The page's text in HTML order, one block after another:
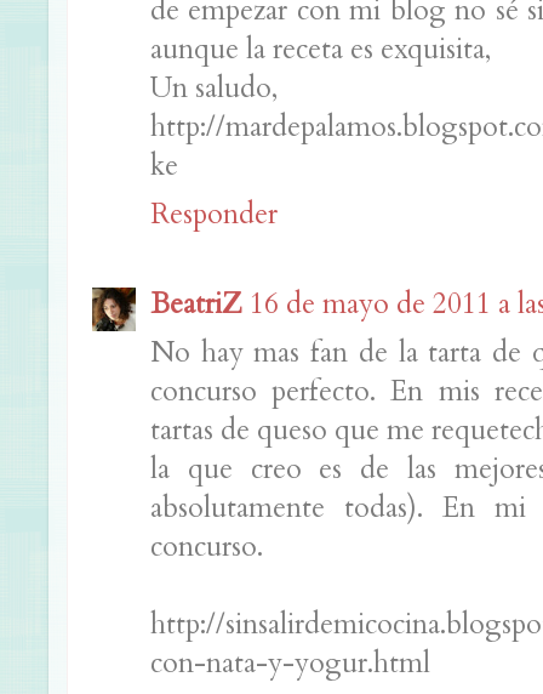
de empezar con mi blog no sé
aunque la receta es exquisita,
Un saludo,
http://
ke
Responder
BeatriZ 16 de mayo de 2011 a
No hay mas fan de la tarta de
concurso perfecto. En mis
tartas de queso que me
la que creo es de las
absolutamente todas). En
concurso.
http://
con-nata-y-yogur.html